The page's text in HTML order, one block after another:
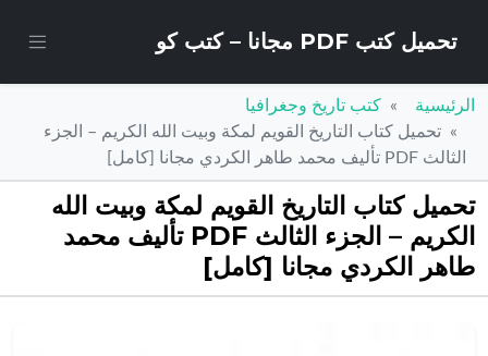
تحميل كتب PDF مجانا – كتب كو
الرئيسية
كتب تاريخ وجغرافيا
تحميل كتاب التاريخ القويم لمكة وبيت الله الكريم – الجزء
الثالث PDF تأليف محمد طاهر الكردي مجانا [كامل]
تحميل كتاب التاريخ القويم لمكة وبيت الله
الكريم – الجزء الثالث PDF تأليف محمد
طاهر الكردي مجانا [كامل]